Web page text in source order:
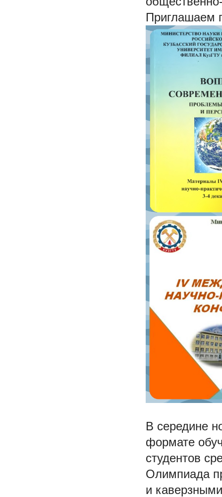
Приглашаем
В середине
формате
студентов
Олимпиада
и